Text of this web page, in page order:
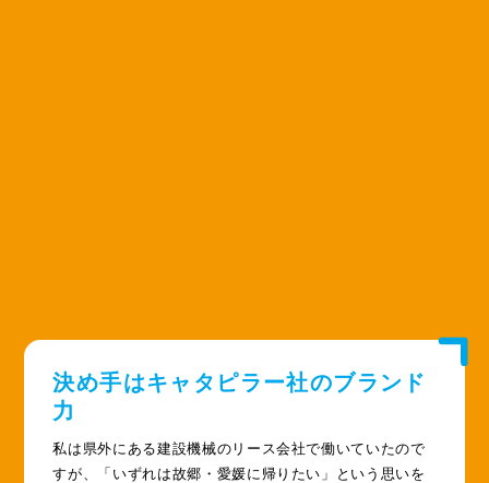
決め手はキャタピラー社のブランド
力
私は県外にある建設機械のリース会社で働いていたので
すが、「いずれは故郷・愛媛に帰りたい」という思いを